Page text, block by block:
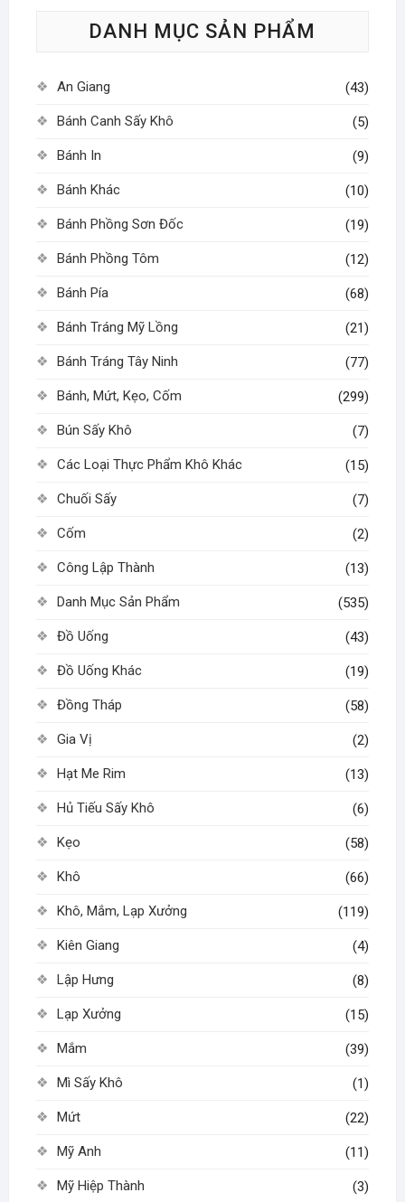
chọn
chọn
DANH MỤC SẢN PHẨM
An Giang (43)
Bánh Canh Sấy Khô (5)
Bánh In (9)
Bánh Khác (10)
Bánh Phồng Sơn Đốc (19)
Bánh Phồng Tôm (12)
Bánh Pía (68)
Bánh Tráng Mỹ Lồng (21)
Bánh Tráng Tây Ninh (77)
Bánh, Mứt, Kẹo, Cốm (299)
Bún Sấy Khô (7)
Các Loại Thực Phẩm Khô Khác (15)
Chuối Sấy (7)
Cốm (2)
Công Lập Thành (13)
Danh Mục Sản Phẩm (535)
Đồ Uống (43)
Đồ Uống Khác (19)
Đồng Tháp (58)
Gia Vị (2)
Hạt Me Rim (13)
Hủ Tiếu Sấy Khô (6)
Kẹo (58)
Khô (66)
Khô, Mắm, Lạp Xưởng (119)
Kiên Giang (4)
Lập Hưng (8)
Lạp Xưởng (15)
Mắm (39)
Mì Sấy Khô (1)
Mứt (22)
Mỹ Anh (11)
Mỹ Hiệp Thành (3)